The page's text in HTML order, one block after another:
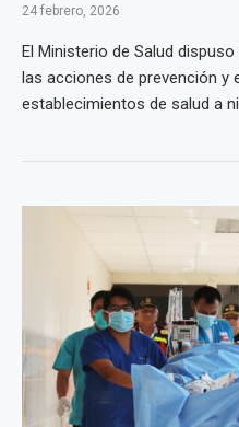
24 febrero, 2026
El Ministerio de Salud
las acciones de prevención y
establecimientos de salud a